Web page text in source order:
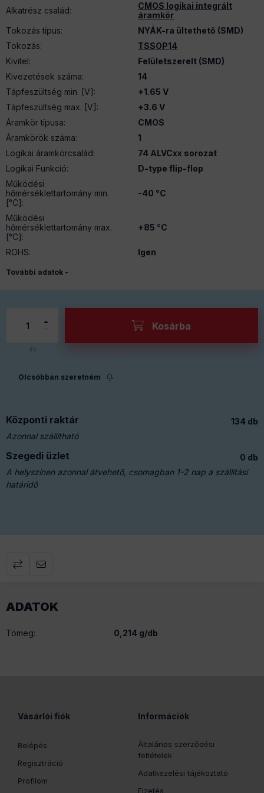
Alkatrész család:
CMOS logikai integrált
áramkör
Tokozás típus:
NYÁK-ra ültethető (SMD)
Tokozás:
TSSOP14
Kivitel:
Felületszerelt (SMD)
Kivezetések száma:
14
Tápfeszültség min. [V] :
+1.65 V
Tápfeszültség max. [V] :
+3.6 V
Áramkör típusa:
CMOS
Áramkörök száma:
1
Logikai áramkörcsalád:
74 ALVCxx sorozat
Logikai Funkció:
D-type flip-flop
Működési
hőmérséklettartomány min.
[°C]:
-40 °C
Működési
hőmérséklettartomány max.
[°C]:
+85 °C
ROHS: Igen
További adatok
db
Kosárba
Olcsóbban szeretném
Központi raktár
134 db
Azonnal szállítható
Szegedi üzlet
0 db
A helyszínen azonnal átvehető, csomagban 1-2 nap a szállítási
határidő
ADATOK
Tömeg: 0,214 g/db
Vásárlói fiók
Belépés
Regisztráció
Profilom
Információk
Általános szerződési
feltételek
Adatkezelési tájékoztató
Fizetés